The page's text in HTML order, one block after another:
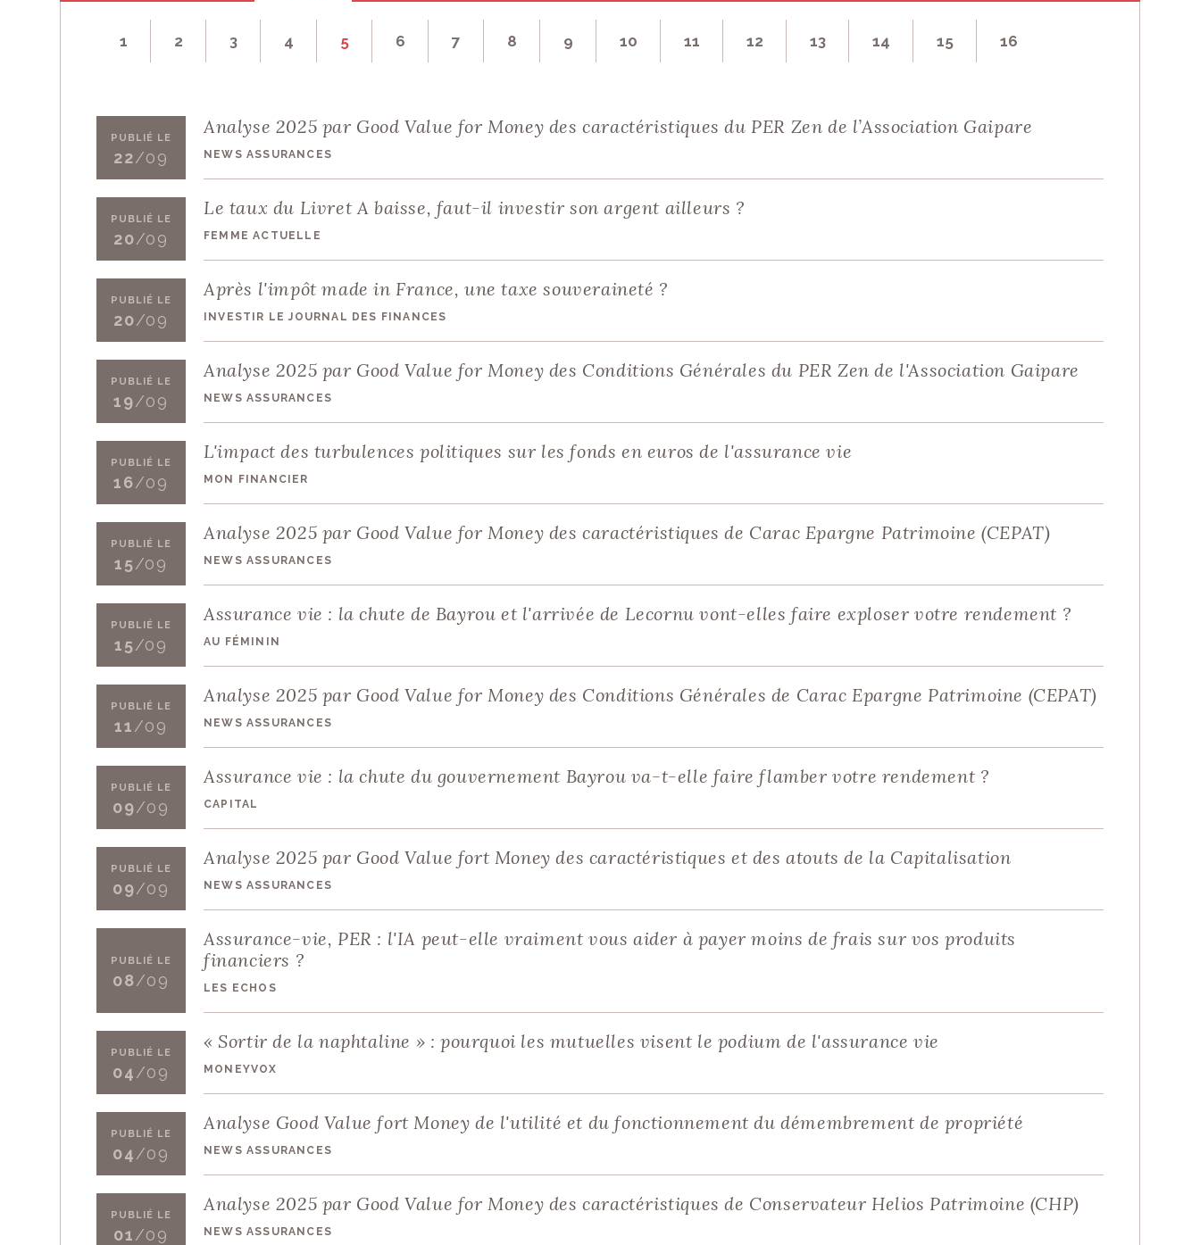
ASSURANCE-VIE POUR UN ENFANT
Vous appréciez le site ?
Vous pouvez
nous soutenir !
1 2 3 4 5 6 7 8 9 10 11 12 13 14 15 16
PUBLIÉ LE
22/09
Analyse 2025 par Good Value for Money des caractéristiques du PER Zen de l’Association Gaipare
NEWS ASSURANCES
PUBLIÉ LE
20/09
Le taux du Livret A baisse, faut-il investir son argent ailleurs ?
FEMME ACTUELLE
PUBLIÉ LE
20/09
Après l'impôt made in France, une taxe souveraineté ?
INVESTIR LE JOURNAL DES FINANCES
PUBLIÉ LE
19/09
Analyse 2025 par Good Value for Money des Conditions Générales du PER Zen de l'Association Gaipare
NEWS ASSURANCES
PUBLIÉ LE
16/09
L'impact des turbulences politiques sur les fonds en euros de l'assurance vie
MON FINANCIER
PUBLIÉ LE
15/09
Analyse 2025 par Good Value for Money des caractéristiques de Carac Epargne Patrimoine (CEPAT)
NEWS ASSURANCES
PUBLIÉ LE
15/09
Assurance vie : la chute de Bayrou et l'arrivée de Lecornu vont-elles faire exploser votre rendement ?
AU FÉMININ
PUBLIÉ LE
11/09
Analyse 2025 par Good Value for Money des Conditions Générales de Carac Epargne Patrimoine (CEPAT)
NEWS ASSURANCES
PUBLIÉ LE
09/09
Assurance vie : la chute du gouvernement Bayrou va-t-elle faire flamber votre rendement ?
CAPITAL
PUBLIÉ LE
09/09
Analyse 2025 par Good Value fort Money des caractéristiques et des atouts de la Capitalisation
NEWS ASSURANCES
PUBLIÉ LE
08/09
Assurance-vie, PER : l'IA peut-elle vraiment vous aider à payer moins de frais sur vos produits
financiers ?
LES ECHOS
PUBLIÉ LE
04/09
« Sortir de la naphtaline » : pourquoi les mutuelles visent le podium de l'assurance vie
MONEYVOX
PUBLIÉ LE
04/09
Analyse Good Value fort Money de l'utilité et du fonctionnement du démembrement de propriété
NEWS ASSURANCES
PUBLIÉ LE
01/09
Analyse 2025 par Good Value for Money des caractéristiques de Conservateur Helios Patrimoine (CHP)
NEWS ASSURANCES